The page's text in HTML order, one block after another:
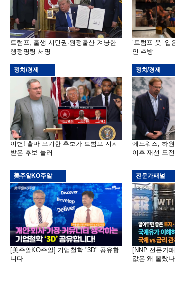
트럼프, 출생 시민권·원정출산 겨냥한
행정명령 서명
‘트럼프 옷’
인 추방
정치/경제
이변! 출마 포기한 후보가 트럼프 지지
받은 후보 눌러
정치/경제
에드워즈, 하
이후 재선 도
美주알KO주알
[美주알KO주알] 기업철학 "3D" 공유합
니다
전문가패널
[NNP 전문가
값은 왜 올랐